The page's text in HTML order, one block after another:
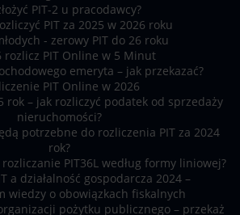
PIT-2 u pracodawcy?
PIT za 2025 w 2026 roku
- zerowy PIT do 26 roku
rozlicz PIT Online w 5 Minut
emeryta – jak przekazać?
PIT Online w 2026
rok – jak rozliczyć podatek od sprzedaży
nieruchomości?
potrzebne do rozliczenia PIT za 2024
rok?
PIT36L według formy liniowej?
a działalność gospodarcza 2024 –
wiedzy o obowiązkach fiskalnych
pożytku publicznego – przekaż